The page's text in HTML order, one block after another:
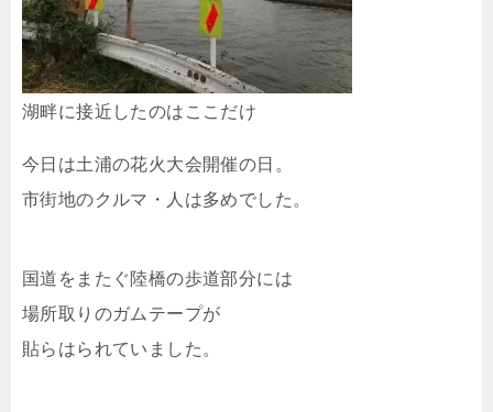
湖畔に接近したのはここだけ
今日は土浦の花火大会開催の日。
市街地のクルマ・人は多めでした。
国道をまたぐ陸橋の歩道部分には
場所取りのガムテープが
貼らはられていました。